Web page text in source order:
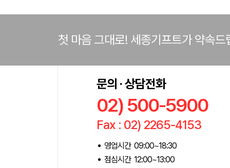
첫 마음 그대로! 세종기프트가 약속드
문의 · 상담전화
02) 500-5900
Fax : 02) 2265-4153
영업시간 09:00~18:30
점심시간 12:00~13:00